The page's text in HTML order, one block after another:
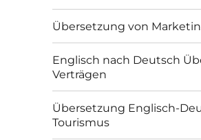
Übersetzung von
Englisch nach Deutsch
Verträgen
Übersetzung Englisch-
Tourismus